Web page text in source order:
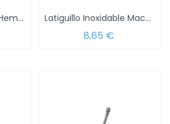
Latiguillo Inoxidable Hembra 1/2 - Hembra... Latiguillo Inoxidable Macho 3/8 - Hembra...
8,65 €